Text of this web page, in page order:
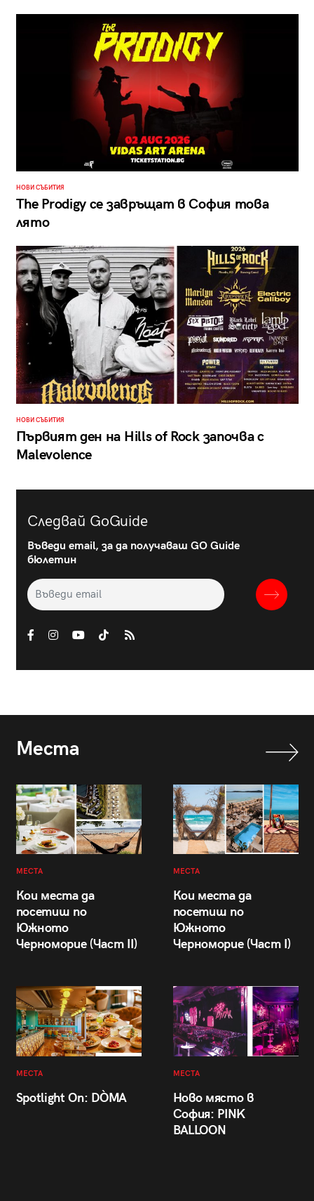
НОВИ СЪБИТИЯ
The Prodigy се завръщат в София това
лято
НОВИ СЪБИТИЯ
Първият ден на Hills of Rock започва с
Malevolence
Следвай GoGuide
Въведи email, за да получаваш GO Guide
бюлетин
Места
МЕСТА
Кои места да
посетиш по
Южното
Черноморие (Част II)
МЕСТА
Кои места да
посетиш по
Южното
Черноморие (Част I)
МЕСТА
Spotlight On: DÒMA
МЕСТА
Ново място в
София: PINK
BALLOON